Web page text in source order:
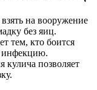
на вооружение
без яиц.
тем, кто боится
инфекцию.
позволяет